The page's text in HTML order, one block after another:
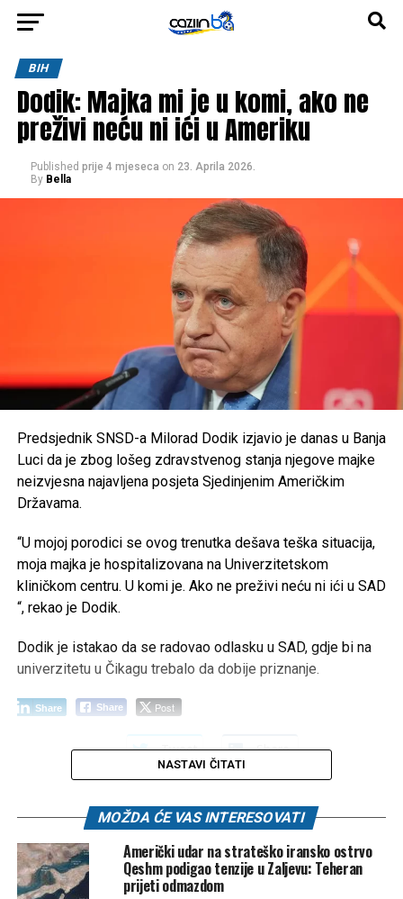
BIH
Dodik: Majka mi je u komi, ako ne
preživi neću ni ići u Ameriku
Published prije 4 mjeseca on 23. Aprila 2026.
By Bella
Predsjednik SNSD-a Milorad Dodik izjavio je danas u Banja
Luci da je zbog lošeg zdravstvenog stanja njegove majke
neizvjesna najavljena posjeta Sjedinjenim Američkim
Državama.
“U mojoj porodici se ovog trenutka dešava teška situacija,
moja majka je hospitalizovana na Univerzitetskom
kliničkom centru. U komi je. Ako ne preživi neću ni ići u SAD
“, rekao je Dodik.
Dodik je istakao da se radovao odlasku u SAD, gdje bi na
univerzitetu u Čikagu trebalo da dobije priznanje.
Share Post
Share
Tweet Share
UP NEXT
Guardian ima uvid u dokumente: EU želi zaustaviti
NASTAVI ČITATI
MOŽDA ĆE VAS INTERESOVATI
Američki udar na strateško iransko ostrvo
Qeshm podigao tenzije u Zaljevu: Teheran
prijeti odmazdom